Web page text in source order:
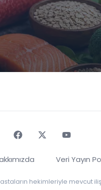
Veri Yayın
hekimleriyle mevcut